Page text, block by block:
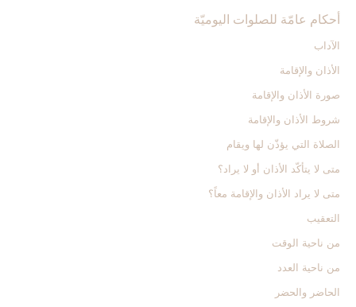
أحكام عامّة للصلوات اليوميّة
الآداب‏
الأذان والإقامة
صورة الأذان والإقامة
شروط الأذان والإقامة
الصلاة التي يؤذّن لها ويقام
متى لا يتأكّد الأذان أو لا يراد؟
متى لا يراد الأذان والإقامة معاً؟
التعقيب‏
من ناحية الوقت‏
من ناحية العدد
الحاضر والحضر